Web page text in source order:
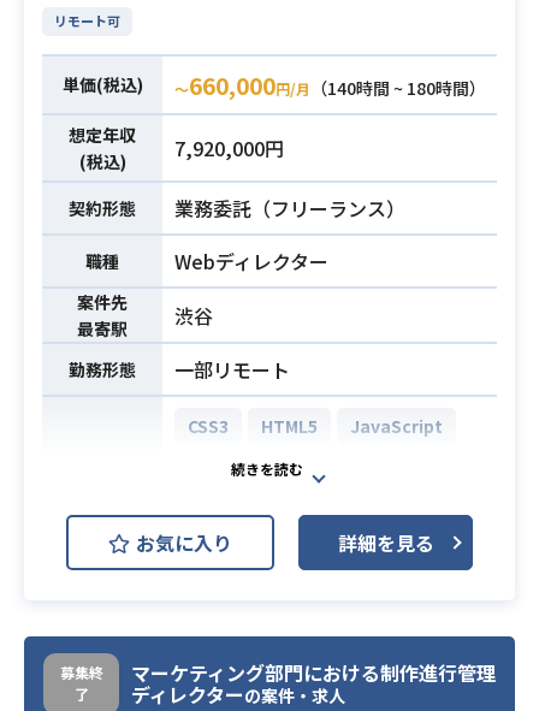
を行っていただきます。
・LP、オンボーディング、継続利用
体験の改善を行っていただきます。
・デザインシステム、コンポーネン
ト設計、およびUI品質向上に向けた
業務を行っていただきます。
※詳細は面談時にお伝えします。
・Webサービス、アプリ、SaaS等で
のUI/UXデザイン経験
・0→1フェーズまたはそれに準ずる
環境でのUI/UX設計およびプロトタイ
ピング経験
・Figmaを用いたUIデザインおよび
プロトタイピング経験
・ユーザー課題を起点とした情報設
計、体験設計、画面設計の経験
・PdM、エンジニア、Bizメンバーと
業務内容
頭POP等のグラフィックデザイン、
動画制作など幅広く携わっていただ
きます。
【仕事内容】
下記の業務を担っていただく想定で
す。
・顧客接点マーケティング領域にお
けるLINEのUI/UXデザイン（応募U
I、LINE配信画像）
・SNS向けのキャンペーン訴求デザ
イン（キービジュアル、LP、バナ
ー）
・ブランドマーケティング領域にお
けるスマートフォンおよびPC向けの
ブランドサイトWebデザイン
・広告、販促、店頭POP、パッケー
ジなどのグラフィックデザイン
・各種動画制作業務
・Adobe Illustratorを用いたデザイ
ンの実務経験
リモート可
単価(税込) 〜660,000円/月
（140時間 ~ 180時間）
想定年収
(税込)
7,920,000円
契約形態 業務委託（フリーランス）
職種 Webディレクター
案件先
最寄駅
渋谷
勤務形態 一部リモート
CSS3 HTML5
JavaScript
Adobe Illustrator
Adobe Photoshop
Figma
戦略や状況に応じて、オンラインお
各種クリエイティブ制作や進行管理
を幅広くご担当いただきます。
関係者との要件定義や、ガイドライ
お気に入り 詳細を見る
募集終
了
マーケティング部門における制作進行管理
ディレクターの案件・求人